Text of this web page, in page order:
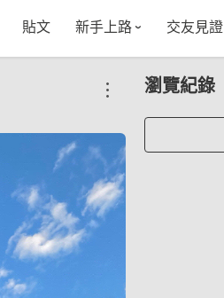
貼文 新手上路
五大功能
VIP獨享
使用者指南
如何報名/舉辦聚會
常見Q&A
聚會主題推薦
節日特輯企劃
交友見證
瀏覽紀錄